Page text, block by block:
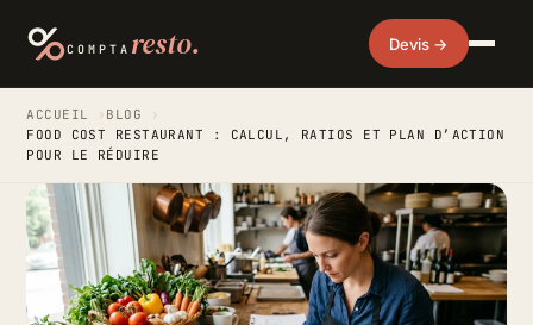
COMPTA resto. Devis →
ACCUEIL › BLOG
›
FOOD COST RESTAURANT : CALCUL, RATIOS ET PLAN D’ACTION
POUR LE RÉDUIRE